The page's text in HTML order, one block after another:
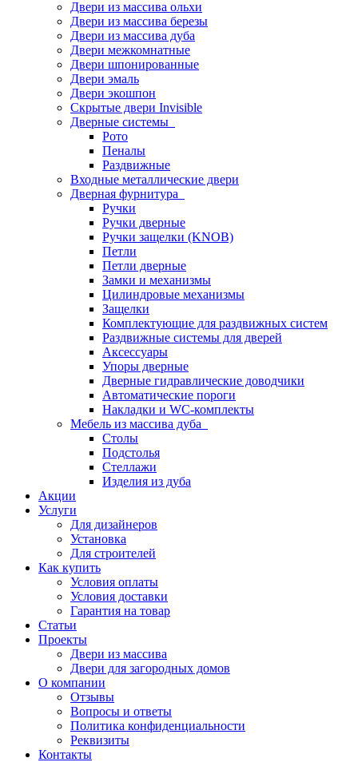
Двери из массива ольхи
Двери из массива березы
Двери из массива дуба
Двери межкомнатные
Двери шпонированные
Двери эмаль
Двери экошпон
Скрытые двери Invisible
Дверные системы
Рото
Пеналы
Раздвижные
Входные металлические двери
Дверная фурнитура
Ручки
Ручки дверные
Ручки защелки (KNOB)
Петли
Петли дверные
Замки и механизмы
Цилиндровые механизмы
Защелки
Комплектующие для раздвижных систем
Раздвижные системы для дверей
Аксессуары
Упоры дверные
Дверные гидравлические доводчики
Автоматические пороги
Накладки и WC-комплекты
Мебель из массива дуба
Столы
Подстолья
Стеллажи
Изделия из дуба
Акции
Услуги
Для дизайнеров
Установка
Для строителей
Как купить
Условия оплаты
Условия доставки
Гарантия на товар
Статьи
Проекты
Двери из массива
Двери для загородных домов
О компании
Отзывы
Вопросы и ответы
Политика конфиденциальности
Реквизиты
Контакты